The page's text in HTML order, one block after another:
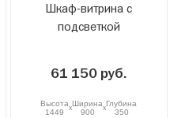
Шкаф-витрина с
подсветкой
61 150 руб.
Высота
1449
xШирина
900
xГлубина
350